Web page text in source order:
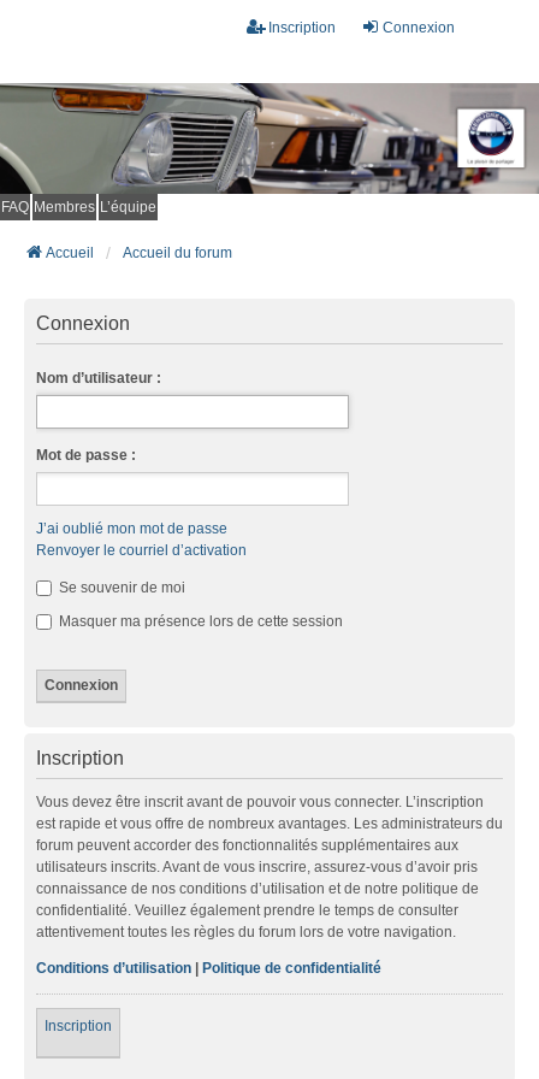
Connexion
Inscription
FAQ Membres L’équipe
Accueil Accueil du forum
Connexion
Nom d’utilisateur :
Mot de passe :
J’ai oublié mon mot de passe
Renvoyer le courriel d’activation
Se souvenir de moi
Masquer ma présence lors de cette session
Inscription
Vous devez être inscrit avant de pouvoir vous connecter. L’inscription
est rapide et vous offre de nombreux avantages. Les administrateurs du
forum peuvent accorder des fonctionnalités supplémentaires aux
utilisateurs inscrits. Avant de vous inscrire, assurez-vous d’avoir pris
connaissance de nos conditions d’utilisation et de notre politique de
confidentialité. Veuillez également prendre le temps de consulter
attentivement toutes les règles du forum lors de votre navigation.
Conditions d’utilisation | Politique de confidentialité
Inscription